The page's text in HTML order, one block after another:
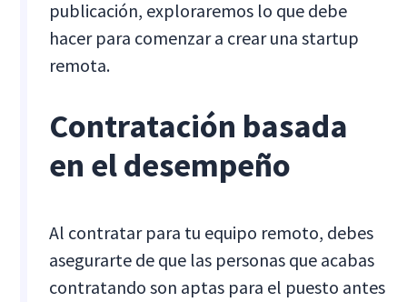
publicación, exploraremos lo que debe
hacer para comenzar a crear una startup
remota.
Contratación basada
en el desempeño
Al contratar para tu equipo remoto, debes
asegurarte de que las personas que acabas
contratando son aptas para el puesto antes